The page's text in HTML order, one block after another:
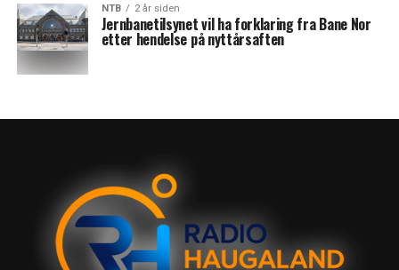
NTB 2 år siden
Jernbanetilsynet vil ha forklaring fra Bane Nor
etter hendelse på nyttårsaften